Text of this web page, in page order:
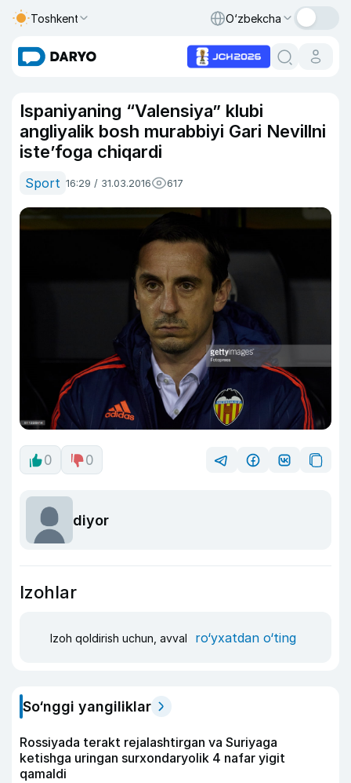
Toshkent O‘zbekcha
Ispaniyaning “Valensiya” klubi
angliyalik bosh murabbiyi Gari Nevillni
iste’foga chiqardi
Sport 16:29 / 31.03.2016 617
0 0
diyor
Izohlar
Izoh qoldirish uchun, avval ro‘yxatdan o‘ting
So‘nggi yangiliklar
Rossiyada terakt rejalashtirgan va Suriyaga
ketishga uringan surxondaryolik 4 nafar yigit
qamaldi